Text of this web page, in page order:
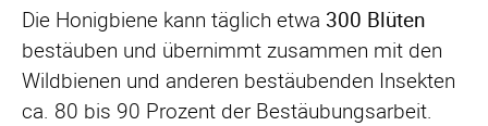
Die Honigbiene kann täglich etwa 300 Blüten
bestäuben und übernimmt zusammen mit den
Wildbienen und anderen bestäubenden Insekten
ca. 80 bis 90 Prozent der Bestäubungsarbeit.